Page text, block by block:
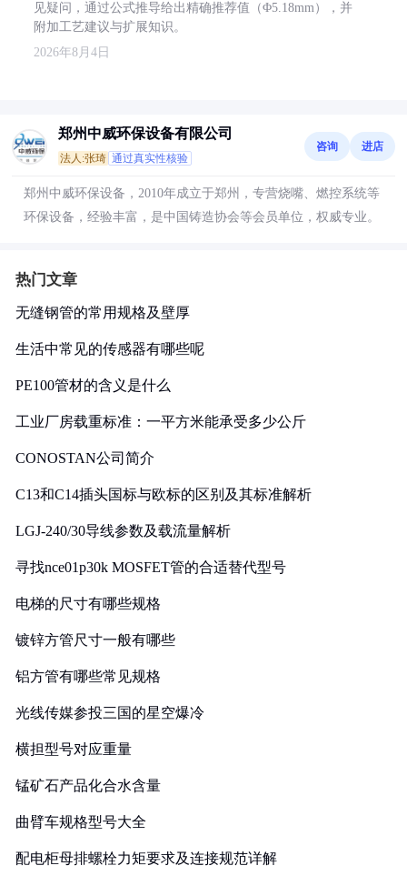
见疑问，通过公式推导给出精确推荐值（Φ5.18mm），并
附加工艺建议与扩展知识。
2026年8月4日
郑州中威环保设备有限公司
法人:张琦 通过真实性核验
咨询 进店
郑州中威环保设备，2010年成立于郑州，专营烧嘴、燃控系统等
环保设备，经验丰富，是中国铸造协会等会员单位，权威专业。
热门文章
无缝钢管的常用规格及壁厚
生活中常见的传感器有哪些呢
PE100管材的含义是什么
工业厂房载重标准：一平方米能承受多少公斤
CONOSTAN公司简介
C13和C14插头国标与欧标的区别及其标准解析
LGJ-240/30导线参数及载流量解析
寻找nce01p30k MOSFET管的合适替代型号
电梯的尺寸有哪些规格
镀锌方管尺寸一般有哪些
铝方管有哪些常见规格
光线传媒参投三国的星空爆冷
横担型号对应重量
锰矿石产品化合水含量
曲臂车规格型号大全
配电柜母排螺栓力矩要求及连接规范详解